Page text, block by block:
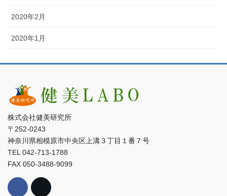
2020年2月
2020年1月
株式会社健美研究所
〒252-0243
神奈川県相模原市中央区上溝３丁目１番７号
TEL 042-713-1788
FAX 050-3488-9099